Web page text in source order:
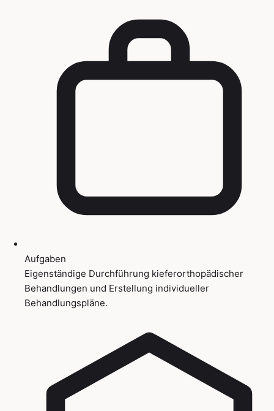
Aufgaben
Eigenständige Durchführung kieferorthopädischer
Behandlungen und Erstellung individueller
Behandlungspläne.